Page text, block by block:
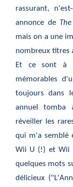
rassurant,
annonce de
mais on a une
nombreux titres
Et ce sont à
mémorables
toujours dans
annuel tomba
réveiller les
qui m'a semblé
Wii U (!) et Wii
quelques mots
délicieux